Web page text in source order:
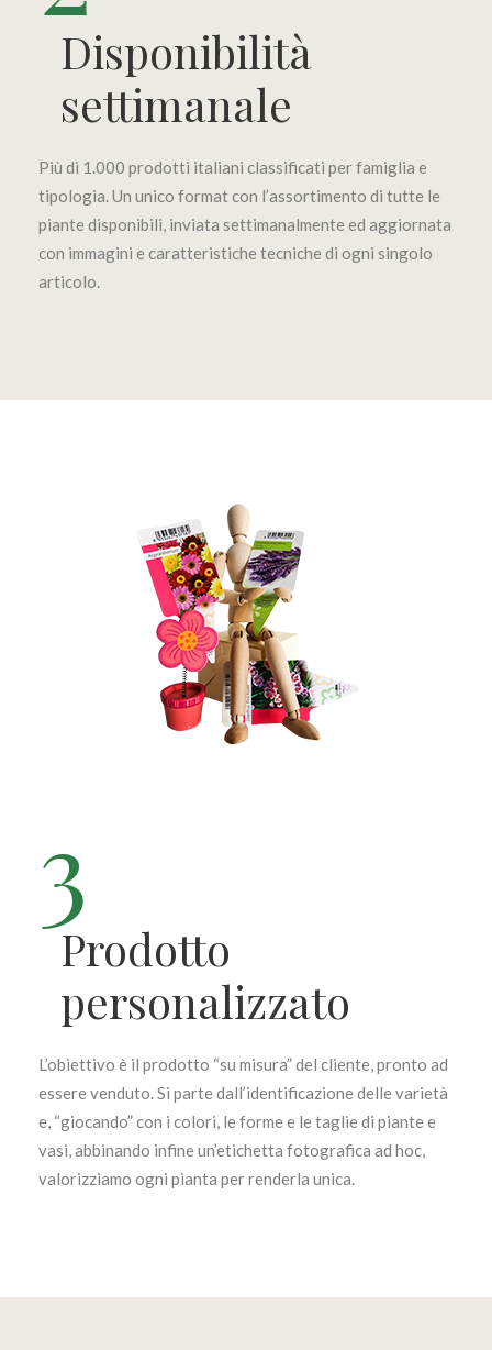
Disponibilità
settimanale
Più di 1.000 prodotti italiani classificati per famiglia e
tipologia. Un unico format con l’assortimento di tutte le
piante disponibili, inviata settimanalmente ed aggiornata
con immagini e caratteristiche tecniche di ogni singolo
articolo.
3
Prodotto
personalizzato
L’obiettivo è il prodotto “su misura” del cliente, pronto ad
essere venduto. Si parte dall’identificazione delle varietà
e, “giocando” con i colori, le forme e le taglie di piante e
vasi, abbinando infine un’etichetta fotografica ad hoc,
valorizziamo ogni pianta per renderla unica.